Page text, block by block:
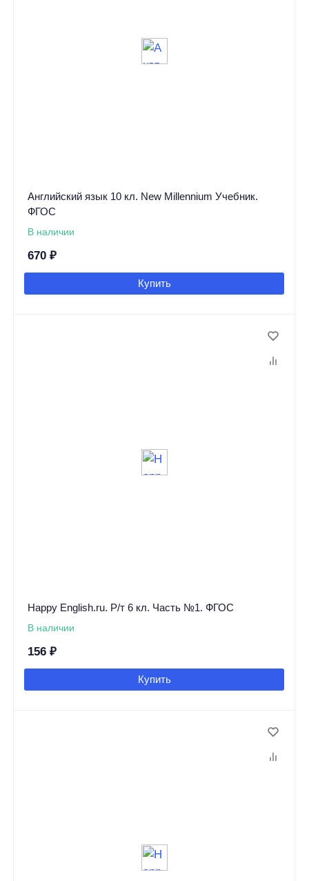
Английский язык 10 кл. New Millennium Учебник.
ФГОС
В наличии
670 ₽
Купить
Happy English.ru. Р/т 6 кл. Часть №1. ФГОС
В наличии
156 ₽
Купить